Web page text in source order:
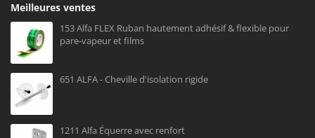
Meilleures ventes
153 Alfa FLEX Ruban hautement adhésif & flexible pour
pare-vapeur et films
651 ALFA - Cheville d'isolation rigide
1211 Alfa Équerre avec renfort